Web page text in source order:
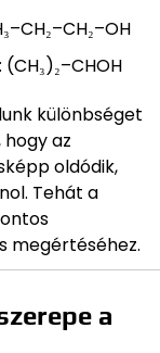
: (CH₃)₂–CHOH
különbséget
az
oldódik,
Tehát a
megértéséhez.
a